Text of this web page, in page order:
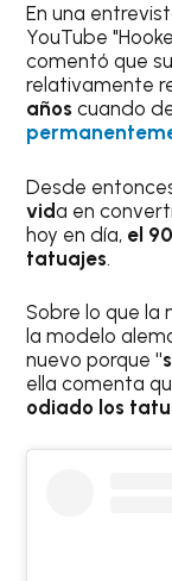
En una
YouTube
comentó que su
relativamente
años cuando
Desde
vida en
hoy en día, el
tatuajes.
Sobre lo que la
la modelo
nuevo porque
ella comenta
odiado los